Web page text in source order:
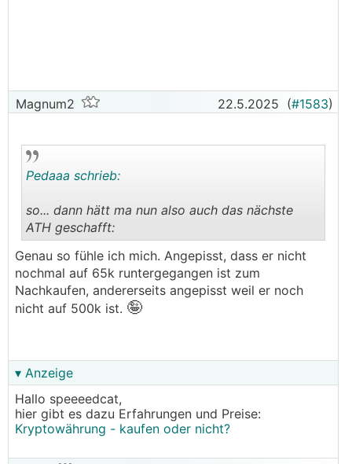
Magnum2 22.5.2025 (#1583)
..
Pedaaa schrieb:
so... dann hätt ma nun also auch das nächste
ATH geschafft:
Genau so fühle ich mich. Angepisst, dass er nicht
nochmal auf 65k runtergegangen ist zum
Nachkaufen, andererseits angepisst weil er noch
nicht auf 500k ist. 🤪
▾ Anzeige
Hallo speeeedcat,
hier gibt es dazu Erfahrungen und Preise:
Kryptowährung - kaufen oder nicht?